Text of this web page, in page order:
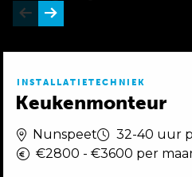
INSTALLATIETECHNIEK
Keukenmonteur
Nunspeet
32-40 uur
€2800 - €3600 per